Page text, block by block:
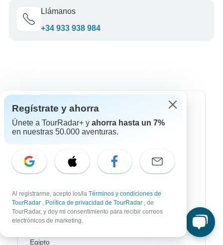
Llámanos
+34 933 938 984
Destinos más populares
África
Australia / Oceanía
Latin América
América del Sur
Egipto
Regístrate y ahorra
Únete a TourRadar+ y ahorra hasta un 7%
en nuestras 50.000 aventuras.
Al registrarme, acepto los/la Términos y condiciones de
TourRadar , Política de privacidad de TourRadar , de
TourRadar, y doy mi consentimiento para recibir correos
electrónicos de marketing.